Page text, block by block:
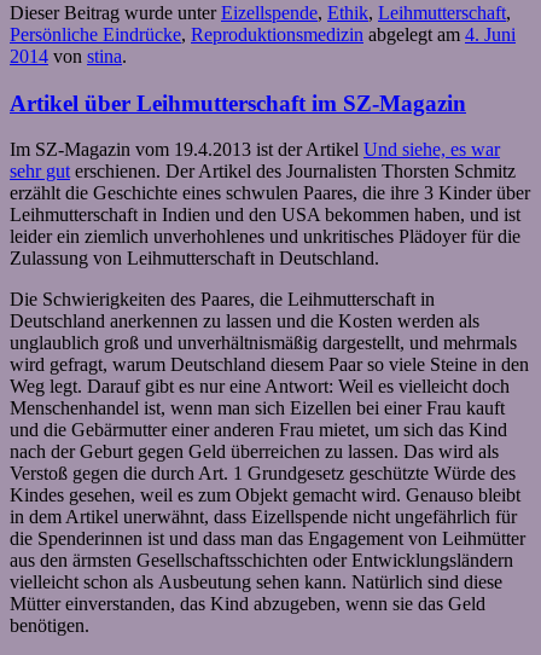
Dieser Beitrag wurde unterEizellspende, Ethik, Leihmutterschaft,
Persönliche Eindrücke, Reproduktionsmedizin abgelegt am 4. Juni
2014 von stina.
Artikel über Leihmutterschaft im SZ-Magazin
Im SZ-Magazin vom 19.4.2013 ist der Artikel Und siehe, es war
sehr guterschienen. Der Artikel des Journalisten Thorsten Schmitz
erzählt die Geschichte eines schwulen Paares, die ihre 3 Kinder über
Leihmutterschaft in Indien und den USA bekommen haben, und ist
leider ein ziemlich unverhohlenes und unkritisches Plädoyer für die
Zulassung von Leihmutterschaft in Deutschland.
Die Schwierigkeiten des Paares, die Leihmutterschaft in
Deutschland anerkennen zu lassen und die Kosten werden als
unglaublich groß und unverhältnismäßig dargestellt, und mehrmals
wird gefragt, warum Deutschland diesem Paar so viele Steine in den
Weg legt. Darauf gibt es nur eine Antwort: Weil es vielleicht doch
Menschenhandel ist, wenn man sich Eizellen bei einer Frau kauft
und die Gebärmutter einer anderen Frau mietet, um sich das Kind
nach der Geburt gegen Geld überreichen zu lassen. Das wird als
Verstoß gegen die durch Art. 1 Grundgesetz geschützte Würde des
Kindes gesehen, weil es zum Objekt gemacht wird. Genauso bleibt
in dem Artikel unerwähnt, dass Eizellspende nicht ungefährlich für
die Spenderinnen ist und dass man das Engagement von Leihmütter
aus den ärmsten Gesellschaftsschichten oder Entwicklungsländern
vielleicht schon als Ausbeutung sehen kann. Natürlich sind diese
Mütter einverstanden, das Kind abzugeben, wenn sie das Geld
benötigen.